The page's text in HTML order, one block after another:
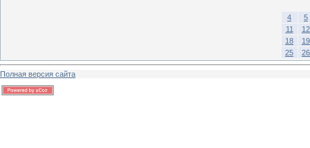
4
5
11
12
18
19
25
26
Полная версия сайта